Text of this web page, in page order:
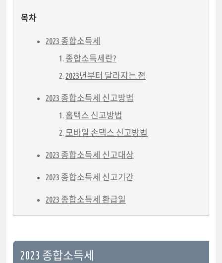
목차
2023 종합소득세
종합소득세란?
2023년부터 달라지는 점
2023 종합소득세 신고방법
홈택스 신고방법
모바일 손택스 신고방법
2023 종합소득세 신고대상
2023 종합소득세 신고기간
2023 종합소득세 환급일
2023 종합소득세